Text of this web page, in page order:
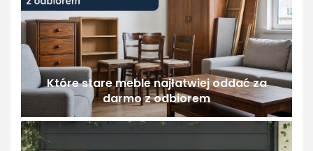
Które stare meble najłatwiej oddać za
darmo z odbiorem